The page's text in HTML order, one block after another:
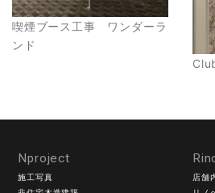
喫煙ブース工事 ワンダーラ
ンド
Nproject
施工写真
店舗